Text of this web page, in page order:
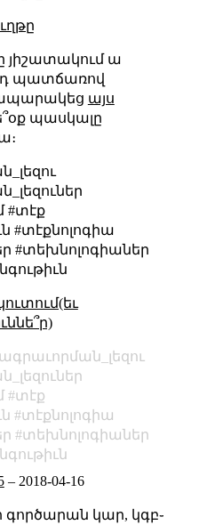
յիշատակում ա
պատճառով
այս
պասկալը
#տէք
#տէքնոլոգիա
#տեխնոլոգիաներ
տէք
տէքնոլոգիա
տեխնոլոգիաներ
– 2018-04-16
գործարան կար, կգբ֊